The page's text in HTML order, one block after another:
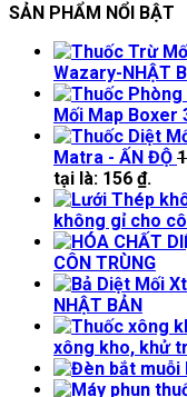
SẢN PHẨM NỔI BẬT
Wazary-NHẬT
Mối Map Boxer
Matra - ẤN ĐỘ
tại là: 156 ₫.
không gỉ cho
CÔN TRÙNG
NHẬT BẢN
xông kho, khử